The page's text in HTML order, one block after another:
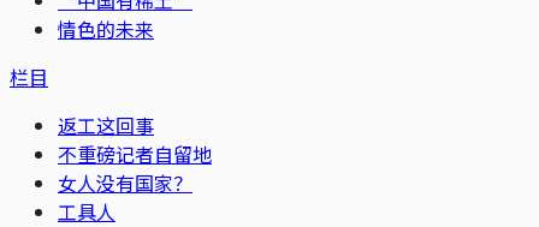
情色的未来
栏目
返工这回事
不重磅记者自留地
女人没有国家？
工具人